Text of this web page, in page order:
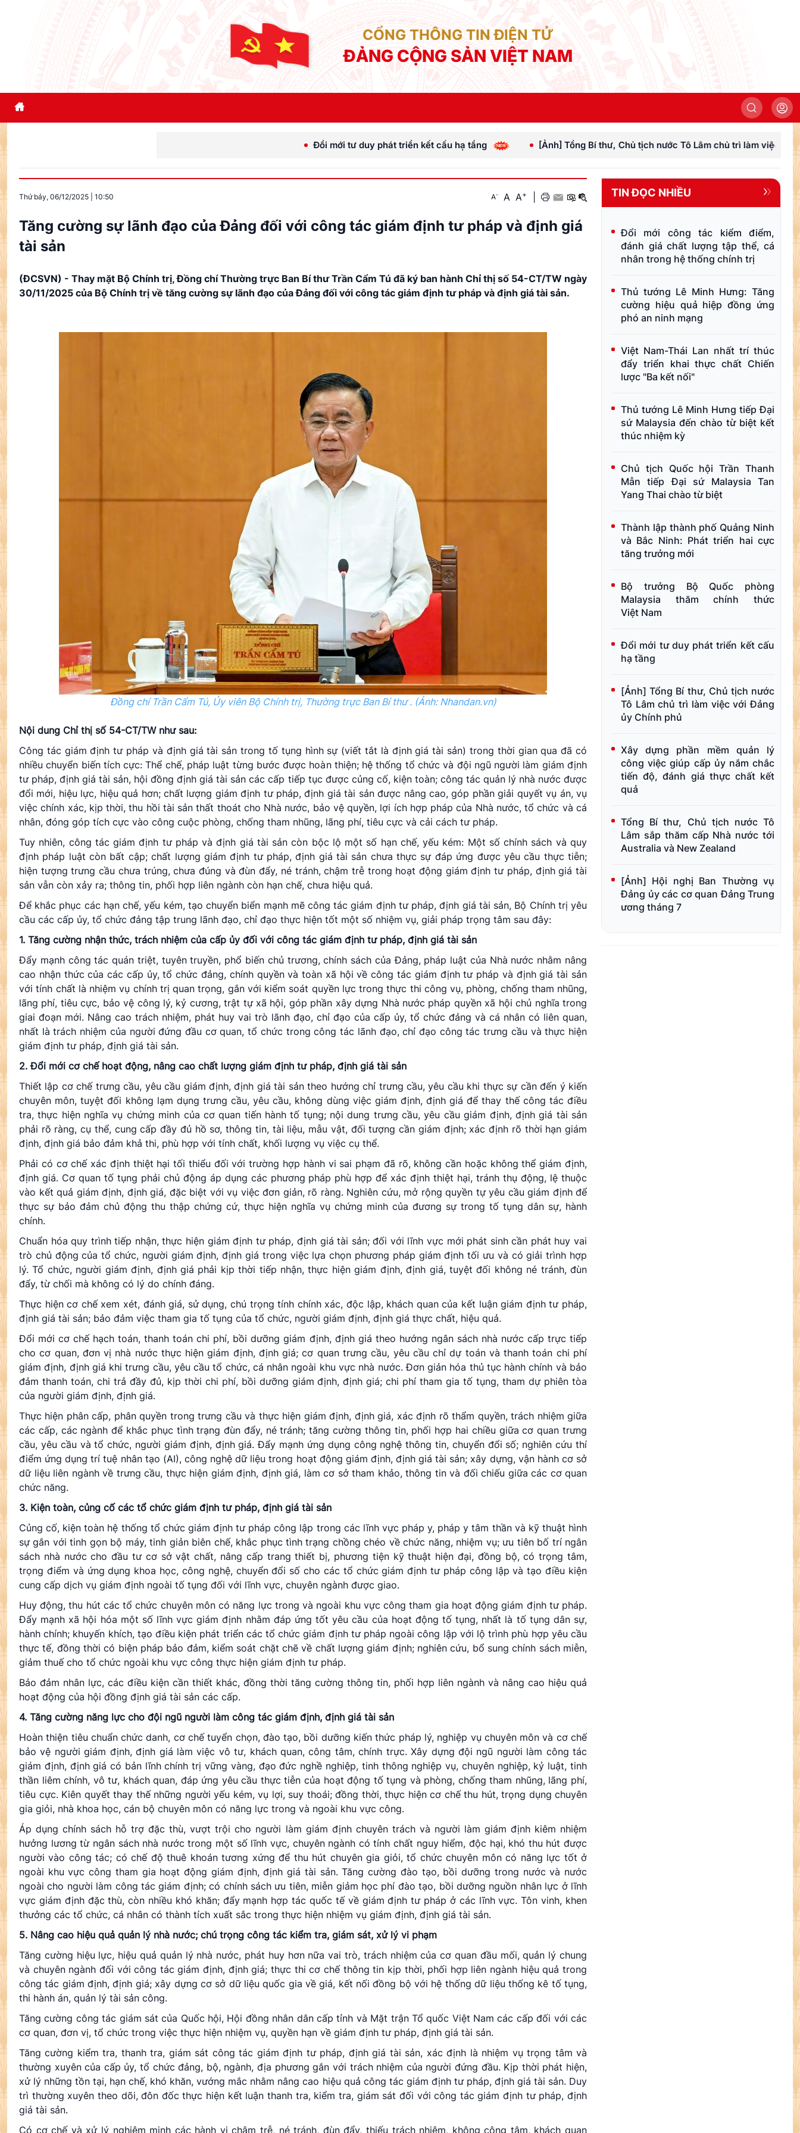
CỔNG THÔNG TIN ĐIỆN TỬ
ĐẢNG CỘNG SẢN VIỆT NAM
Đổi mới tư duy phát triển kết cấu hạ tầng [Ảnh] Tổng Bí thư, Chủ tịch nước Tô Lâm chủ trì làm việc với Đảng ủy
Thứ bảy, 06/12/2025 10:50 A- A A+
Tăng cường sự lãnh đạo của Đảng đối với công tác giám định tư pháp và định giá
tài sản
(ĐCSVN) - Thay mặt Bộ Chính trị, Đồng chí Thường trực Ban Bí thư Trần Cẩm Tú đã ký ban hành Chỉ thị số 54-CT/TW ngày
30/11/2025 của Bộ Chính trị về tăng cường sự lãnh đạo của Đảng đối với công tác giám định tư pháp và định giá tài sản.
Đồng chí Trần Cẩm Tú, Ủy viên Bộ Chính trị, Thường trực Ban Bí thư . (Ảnh: Nhandan.vn)
Nội dung Chỉ thị số 54-CT/TW như sau:
Công tác giám định tư pháp và định giá tài sản trong tố tụng hình sự(viết tắt là định giá tài sản) trong thời gian qua đã có
nhiều chuyển biến tích cực: Thể chế, pháp luật từng bước được hoàn thiện; hệ thống tổ chức và đội ngũ người làm giám định
tư pháp, định giá tài sản, hội đồng định giá tài sản các cấp tiếp tục được củng cố, kiện toàn; công tác quản lý nhà nước được
đổi mới, hiệu lực, hiệu quả hơn; chất lượng giám định tư pháp, định giá tài sản được nâng cao, góp phần giải quyết vụ án, vụ
việc chính xác, kịp thời,thu hồi tài sản thất thoát cho Nhà nước, bảo vệ quyền, lợi ích hợp pháp của Nhà nước, tổ chức và cá
nhân, đóng góp tích cực vào công cuộc phòng, chống tham nhũng, lãng phí, tiêu cực và cải cách tư pháp.
Tuy nhiên, công tác giám định tư pháp và định giá tài sản còn bộc lộ một số hạn chế, yếu kém: Một số chính sách và quy
định pháp luật còn bất cập; chất lượng giám định tư pháp, định giá tài sản chưa thực sự đáp ứng được yêu cầu thực tiễn;
hiện tượng trưng cầu chưa trúng, chưa đúng và đùn đẩy, né tránh, chậm trễ trong hoạt động giám định tư pháp, định giá tài
sản vẫn còn xảy ra; thông tin, phối hợp liên ngành còn hạn chế, chưa hiệu quả.
Để khắc phục các hạn chế, yếu kém, tạo chuyển biển mạnh mẽ công tác giám định tư pháp, định giá tài sản, Bộ Chính trị yêu
cầu các cấp ủy, tổ chức đảng tập trung lãnh đạo, chỉ đạo thực hiện tốt một số nhiệm vụ, giải pháp trọng tâm sau đây:
1. Tăng cường nhận thức, trách nhiệm của cấp ủy đối với công tác giám định tư pháp, định giá tài sản
Đẩy mạnh công tác quán triệt, tuyên truyền, phổ biến chủ trương, chính sách của Đảng, pháp luật của Nhà nước nhằm nâng
cao nhận thức của các cấp ủy, tổ chức đảng, chính quyền và toàn xã hội về công tác giám định tư pháp và định giá tài sản
với tính chất là nhiệm vụ chính trị quan trọng, gắn với kiểm soát quyền lực trong thực thi công vụ, phòng, chống tham nhũng,
lãng phí, tiêu cực, bảo vệ công lý, kỷ cương, trật tự xã hội, góp phần xây dựng Nhà nước pháp quyền xã hội chủ nghĩa trong
giai đoạn mới. Nâng cao trách nhiệm, phát huy vai trò lãnh đạo, chỉ đạo của cấp ủy, tổ chức đảng và cá nhân có liên quan,
nhất là trách nhiệm của người đứng đầu cơ quan, tổ chức trong công tác lãnh đạo, chỉ đạo công tác trưng cầu và thực hiện
giám định tư pháp, định giá tài sản.
2. Đổi mới cơ chế hoạt động, nâng cao chất lượng giám định tư pháp, định giá tài sản
Thiết lập cơ chế trưng cầu, yêu cầu giám định, định giá tài sản theo hướng chỉ trưng cầu, yêu cầu khi thực sự cần đến ý kiến
chuyên môn, tuyệt đối không lạm dụng trưng cầu, yêu cầu, không dùng việc giám định, định giá để thay thế công tác điều
tra, thực hiện nghĩa vụ chứng minh của cơ quan tiến hành tố tụng; nội dung trưng cầu, yêu cầu giám định, định giá tài sản
phải rõ ràng, cụ thể, cung cấp đầy đủ hồ sơ, thông tin, tài liệu, mẫu vật, đối tượng cần giám định; xác định rõ thời hạn giám
định, định giá bảo đảm khả thi, phù hợp với tính chất, khối lượng vụ việc cụ thể.
Phải có cơ chế xác định thiệt hại tối thiểu đối với trường hợp hành vi sai phạm đã rõ, không cần hoặc không thể giám định,
định giá. Cơ quan tố tụng phải chủ động áp dụng các phương pháp phù hợp để xác định thiệt hại, tránh thụ động, lệ thuộc
vào kết quả giám định, định giá, đặc biệt với vụ việc đơn giản, rõ ràng. Nghiên cứu, mở rộng quyền tự yêu cầu giám định để
thực sự bảo đảm chủ động thu thập chứng cứ, thực hiện nghĩa vụ chứng minh của đương sự trong tố tụng dân sự, hành
chính.
Chuẩn hóa quy trình tiếp nhận, thực hiện giám định tư pháp, định giá tài sản; đối với lĩnh vực mới phát sinh cần phát huy vai
trò chủ động của tổ chức, người giám định, định giá trong việc lựa chọn phương pháp giám định tối ưu và có giải trình hợp
lý. Tổ chức, người giám định, định giá phải kịp thời tiếp nhận, thực hiện giám định, định giá, tuyệt đối không né tránh, đùn
đẩy, từ chối mà không có lý do chính đáng.
Thực hiện cơ chế xem xét, đánh giá, sử dụng, chú trọng tính chính xác, độc lập, khách quan của kết luận giám định tư pháp,
định giá tài sản; bảo đảm việc tham gia tố tụng của tổ chức, người giám định, định giá thực chất, hiệu quả.
Đổi mới cơ chế hạch toán, thanh toán chi phí, bồi dưỡng giám định, định giá theo hướng ngân sách nhà nước cấp trực tiếp
cho cơ quan, đơn vị nhà nước thực hiện giám định, định giá; cơ quan trưng cầu, yêu cầu chỉ dự toán và thanh toán chi phí
giám định, định giá khi trưng cầu, yêu cầu tổ chức, cá nhân ngoài khu vực nhà nước. Đơn giản hóa thủ tục hành chính và bảo
đảm thanh toán, chi trả đầy đủ, kịp thời chi phí, bồi dưỡng giám định, định giá; chi phí tham gia tố tụng, tham dự phiên tòa
của người giám định, định giá.
Thực hiện phân cấp, phân quyền trong trưng cầu và thực hiện giám định, định giá, xác định rõ thẩm quyền, trách nhiệm giữa
các cấp, các ngành để khắc phục tình trạng đùn đẩy, né tránh; tăng cường thông tin, phối hợp hai chiều giữa cơ quan trưng
cầu, yêu cầu và tổ chức, người giám định, định giá. Đẩy mạnh ứng dụng công nghệ thông tin, chuyển đổi số; nghiên cứu thí
điểm ứng dụng trí tuệ nhân tạo (AI), công nghệ dữ liệu trong hoạt động giám định, định giá tài sản; xây dựng, vận hành cơ sở
dữ liệu liên ngành về trưng cầu, thực hiện giám định, định giá, làm cơ sở tham khảo, thông tin và đối chiếu giữa các cơ quan
chức năng.
3. Kiện toàn, củng cố các tổ chức giám định tư pháp, định giá tài sản
Củng cố, kiện toàn hệ thống tổ chức giám định tư pháp công lập trong các lĩnh vực pháp y, pháp y tâm thần và kỹ thuật hình
sự gắn với tinh gọn bộ máy, tinh giản biên chế, khắc phục tình trạng chồng chéo về chức năng, nhiệm vụ; ưu tiên bố trí ngân
sách nhà nước cho đầu tư cơ sở vật chất, nâng cấp trang thiết bị, phương tiện kỹ thuật hiện đại, đồng bộ, có trọng tâm,
trọng điểm và ứng dụng khoa học, công nghệ, chuyển đổi số cho các tổ chức giám định tư pháp công lập và tạo điều kiện
cung cấp dịch vụ giám định ngoài tố tụng đối với lĩnh vực, chuyên ngành được giao.
Huy động, thu hút các tổ chức chuyên môn có năng lực trong và ngoài khu vực công tham gia hoạt động giám định tư pháp.
Đẩy mạnh xã hội hóa một số lĩnh vực giám định nhằm đáp ứng tốt yêu cầu của hoạt động tố tụng, nhất là tố tụng dân sự,
hành chính; khuyến khích, tạo điều kiện phát triển các tổ chức giám định tư pháp ngoài công lập với lộ trình phù hợp yêu cầu
thực tế, đồng thời có biện pháp bảo đảm, kiểm soát chặt chẽ về chất lượng giám định; nghiên cứu, bổ sung chính sách miễn,
giảm thuế cho tổ chức ngoài khu vực công thực hiện giám định tư pháp.
Bảo đảm nhân lực, các điều kiện cần thiết khác, đồng thời tăng cường thông tin, phối hợp liên ngành và nâng cao hiệu quả
hoạt động của hội đồng định giá tài sản các cấp.
4. Tăng cường năng lực cho đội ngũ người làm công tác giám định, định giá tài sản
Hoàn thiện tiêu chuẩn chức danh, cơ chế tuyển chọn, đào tạo, bồi dưỡng kiến thức pháp lý, nghiệp vụ chuyên môn và cơ chế
bảo vệ người giám định, định giá làm việc vô tư, khách quan, công tâm, chính trực. Xây dựng đội ngũ người làm công tác
giám định, định giá có bản lĩnh chính trị vững vàng, đạo đức nghề nghiệp, tinh thông nghiệp vụ, chuyên nghiệp, kỷ luật, tinh
thần liêm chính, vô tư, khách quan, đáp ứng yêu cầu thực tiễn của hoạt động tố tụng và phòng, chống tham nhũng, lãng phí,
tiêu cực. Kiên quyết thay thế những người yếu kém, vụ lợi, suy thoái; đồng thời, thực hiện cơ chế thu hút, trọng dụng chuyên
gia giỏi, nhà khoa học, cán bộ chuyên môn có năng lực trong và ngoài khu vực công.
Áp dụng chính sách hỗ trợ đặc thù, vượt trội cho người làm giám định chuyên trách và người làm giám định kiêm nhiệm
hưởng lương từ ngân sách nhà nước trong một số lĩnh vực, chuyên ngành có tính chất nguy hiểm, độc hại, khó thu hút được
người vào công tác; có chế độ thuê khoán tương xứng để thu hút chuyên gia giỏi, tổ chức chuyên môn có năng lực tốt ở
ngoài khu vực công tham gia hoạt động giám định, định giá tài sản. Tăng cường đào tạo, bồi dưỡng trong nước và nước
ngoài cho người làm công tác giám định; có chính sách ưu tiên, miễn giảm học phí đào tạo, bồi dưỡng nguồn nhân lực ở lĩnh
vực giám định đặc thù, còn nhiều khó khăn; đẩy mạnh hợp tác quốc tế về giám định tư pháp ở các lĩnh vực. Tôn vinh, khen
thưởng các tổ chức, cá nhân có thành tích xuất sắc trong thực hiện nhiệm vụ giám định, định giá tài sản.
5. Nâng cao hiệu quả quản lý nhà nước; chú trọng công tác kiểm tra, giám sát, xử lý vi phạm
Tăng cường hiệu lực, hiệu quả quản lý nhà nước, phát huy hơn nữa vai trò, trách nhiệm của cơ quan đầu mối, quản lý chung
và chuyên ngành đối với công tác giám định, định giá; thực thi cơ chế thông tin kịp thời, phối hợp liên ngành hiệu quả trong
công tác giám định, định giá; xây dựng cơ sở dữ liệu quốc gia về giá, kết nối đồng bộ với hệ thống dữ liệu thống kê tố tụng,
thi hành án, quản lý tài sản công.
Tăng cường công tác giám sát của Quốc hội, Hội đồng nhân dân cấp tỉnh và Mặt trận Tổ quốc Việt Nam các cấp đối với các
cơ quan, đơn vị, tổ chức trong việc thực hiện nhiệm vụ, quyền hạn về giám định tư pháp, định giá tài sản.
Tăng cường kiểm tra, thanh tra, giám sát công tác giám định tư pháp, định giá tài sản, xác định là nhiệm vụ trọng tâm và
thường xuyên của cấp ủy, tổ chức đảng, bộ, ngành, địa phương gắn với trách nhiệm của người đứng đầu. Kịp thời phát hiện,
xử lý những tồn tại, hạn chế, khó khăn, vướng mắc nhằm nâng cao hiệu quả công tác giám định tư pháp, định giá tài sản. Duy
trì thường xuyên theo dõi, đôn đốc thực hiện kết luận thanh tra, kiểm tra, giám sát đối với công tác giám định tư pháp, định
giá tài sản.
Có cơ chế và xử lý nghiêm minh các hành vi chậm trễ, né tránh, đùn đẩy, thiếu trách nhiệm, không công tâm, khách quan
TIN ĐỌC NHIỀU
Đổi mới công tác kiểm điểm,
đánh giá chất lượng tập thể, cá
nhân trong hệ thống chính trị
Thủ tướng Lê Minh Hưng: Tăng
cường hiệu quả hiệp đồng ứng
phó an ninh mạng
Việt Nam-Thái Lan nhất trí thúc
đẩy triển khai thực chất Chiến
lược "Ba kết nối"
Thủ tướng Lê Minh Hưng tiếp Đại
sứ Malaysia đến chào từ biệt kết
thúc nhiệm kỳ
Chủ tịch Quốc hội Trần Thanh
Mẫn tiếp Đại sứ Malaysia Tan
Yang Thai chào từ biệt
Thành lập thành phố Quảng Ninh
và Bắc Ninh: Phát triển hai cực
tăng trưởng mới
Bộ trưởng Bộ Quốc phòng
Malaysia thăm chính thức
Việt Nam
Đổi mới tư duy phát triển kết cấu
hạ tầng
[Ảnh] Tổng Bí thư, Chủ tịch nước
Tô Lâm chủ trì làm việc với Đảng
ủy Chính phủ
Xây dựng phần mềm quản lý
công việc giúp cấp ủy nắm chắc
tiến độ, đánh giá thực chất kết
quả
Tổng Bí thư, Chủ tịch nước Tô
Lâm sắp thăm cấp Nhà nước tới
Australia và New Zealand
[Ảnh] Hội nghị Ban Thường vụ
Đảng ủy các cơ quan Đảng Trung
ương tháng 7